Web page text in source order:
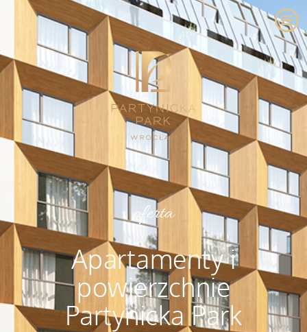
oferta
Apartamenty i
powierzchnie
Partynicka Park